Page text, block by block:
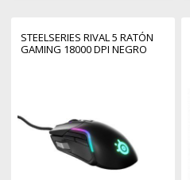
STEELSERIES RIVAL 5 RATÓN
GAMING 18000 DPI NEGRO